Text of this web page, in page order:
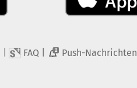
FAQ 2 Push-Nachrichten